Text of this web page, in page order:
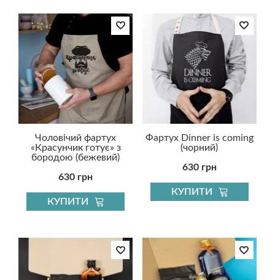
Чоловічий фартух
«Красунчик готує» з
бородою (бежевий)
630 грн
КУПИТИ
Фартух Dinner is coming
(чорний)
630 грн
КУПИТИ